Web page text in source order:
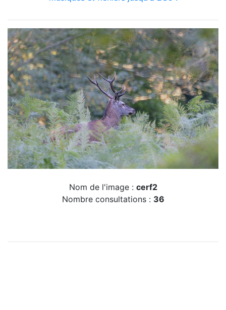
Nom de l'image : cerf2
Nombre consultations : 36